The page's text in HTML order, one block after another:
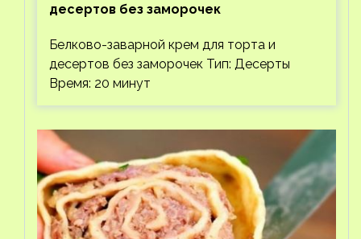
десертов без заморочек
Белково-заварной крем для торта и
десертов без заморочек Тип: Десерты
Время: 20 минут